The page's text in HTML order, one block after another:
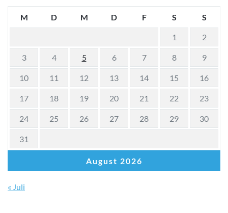
August 2026
M D M D F S S
1 2
3 4 5 6 7 8 9
10 11 12 13 14 15 16
17 18 19 20 21 22 23
24 25 26 27 28 29 30
31
« Juli